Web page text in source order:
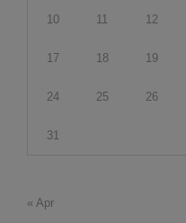
10 11 12
17 18 19
24 25 26
31
« Apr